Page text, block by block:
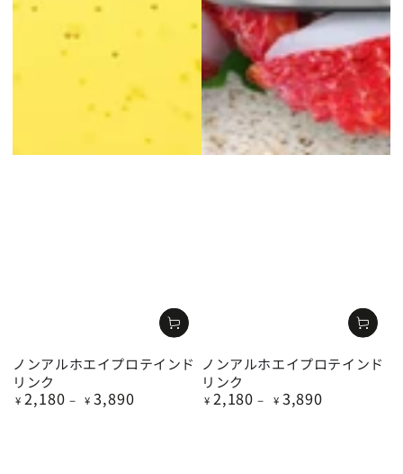
ノンアルホエイプロテインド
リンク
定
¥ 2,180 ¥ 3,890
ノンアルホエイプロテインド
リンク
定
¥ 2,180 ¥ 3,890